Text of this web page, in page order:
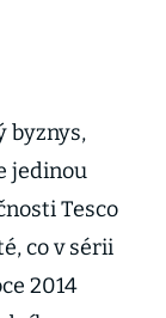
byznys,
jedinou
Tesco
co v sérii
2014